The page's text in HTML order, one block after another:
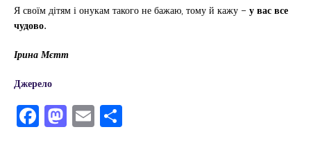
Я своїм дітям і онукам такого не бажаю, тому й кажу –у вас все
чудово.
Ірина Мєтт
Джерело
F
a
M
a
E
m